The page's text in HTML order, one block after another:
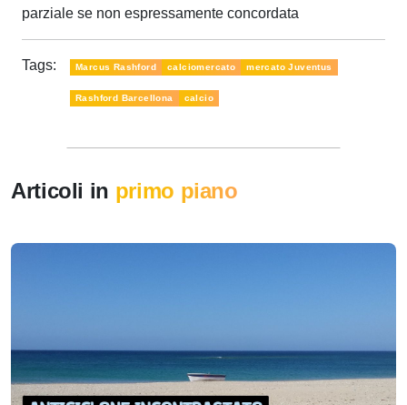
parziale se non espressamente concordata
Tags: Marcus Rashford calciomercato mercato Juventus
Rashford Barcellona calcio
Articoli in primo piano